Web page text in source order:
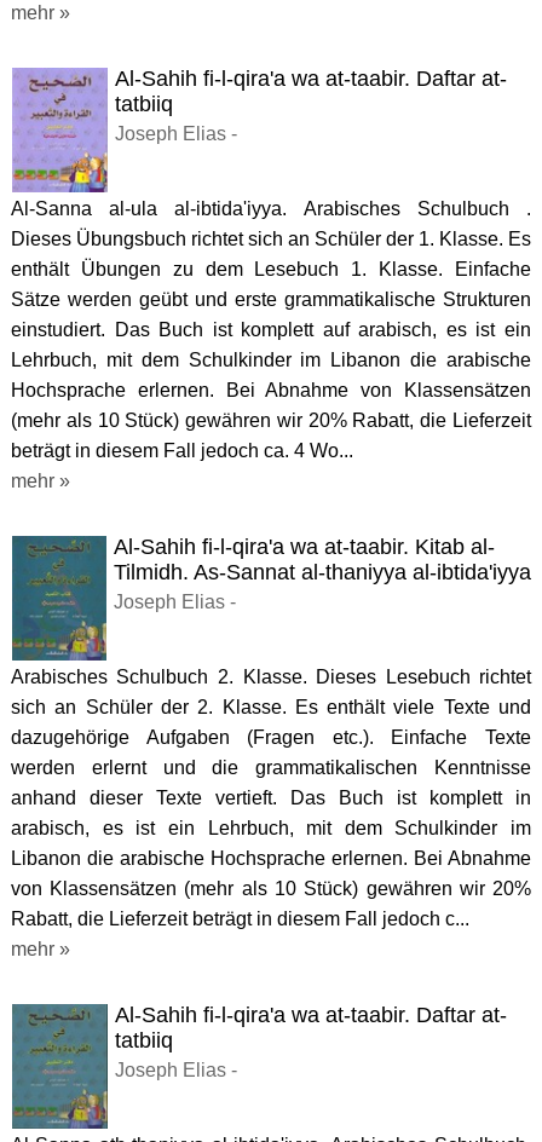
mehr »
Al-Sahih fi-l-qira'a wa at-taabir. Daftar at-
tatbiiq
Joseph Elias -
Al-Sanna al-ula al-ibtida'iyya. Arabisches Schulbuch .
Dieses Übungsbuch richtet sich an Schüler der 1. Klasse. Es
enthält Übungen zu dem Lesebuch 1. Klasse. Einfache
Sätze werden geübt und erste grammatikalische Strukturen
einstudiert. Das Buch ist komplett auf arabisch, es ist ein
Lehrbuch, mit dem Schulkinder im Libanon die arabische
Hochsprache erlernen. Bei Abnahme von Klassensätzen
(mehr als 10 Stück) gewähren wir 20% Rabatt, die Lieferzeit
beträgt in diesem Fall jedoch ca. 4 Wo...
mehr »
Al-Sahih fi-l-qira'a wa at-taabir. Kitab al-
Tilmidh. As-Sannat al-thaniyya al-ibtida'iyya
Joseph Elias -
Arabisches Schulbuch 2. Klasse. Dieses Lesebuch richtet
sich an Schüler der 2. Klasse. Es enthält viele Texte und
dazugehörige Aufgaben (Fragen etc.). Einfache Texte
werden erlernt und die grammatikalischen Kenntnisse
anhand dieser Texte vertieft. Das Buch ist komplett in
arabisch, es ist ein Lehrbuch, mit dem Schulkinder im
Libanon die arabische Hochsprache erlernen. Bei Abnahme
von Klassensätzen (mehr als 10 Stück) gewähren wir 20%
Rabatt, die Lieferzeit beträgt in diesem Fall jedoch c...
mehr »
Al-Sahih fi-l-qira'a wa at-taabir. Daftar at-
tatbiiq
Joseph Elias -